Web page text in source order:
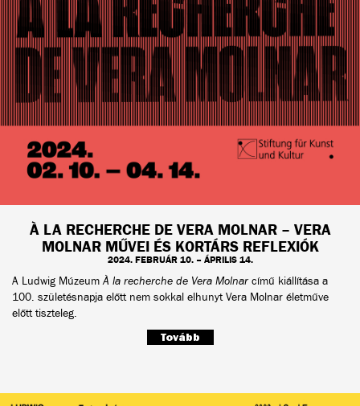
À LA RECHERCHE DE VERA MOLNAR – VERA
MOLNAR MŰVEI ÉS KORTÁRS REFLEXIÓK
2024. FEBRUÁR 10. – ÁPRILIS 14.
A Ludwig Múzeum À la recherche de Vera Molnarcímű kiállítása a
100. születésnapja előtt nem sokkal elhunyt Vera Molnar életműve
előtt tiszteleg.
Tovább